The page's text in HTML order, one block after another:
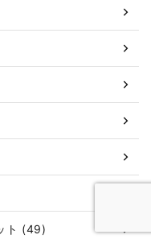
ト (49)